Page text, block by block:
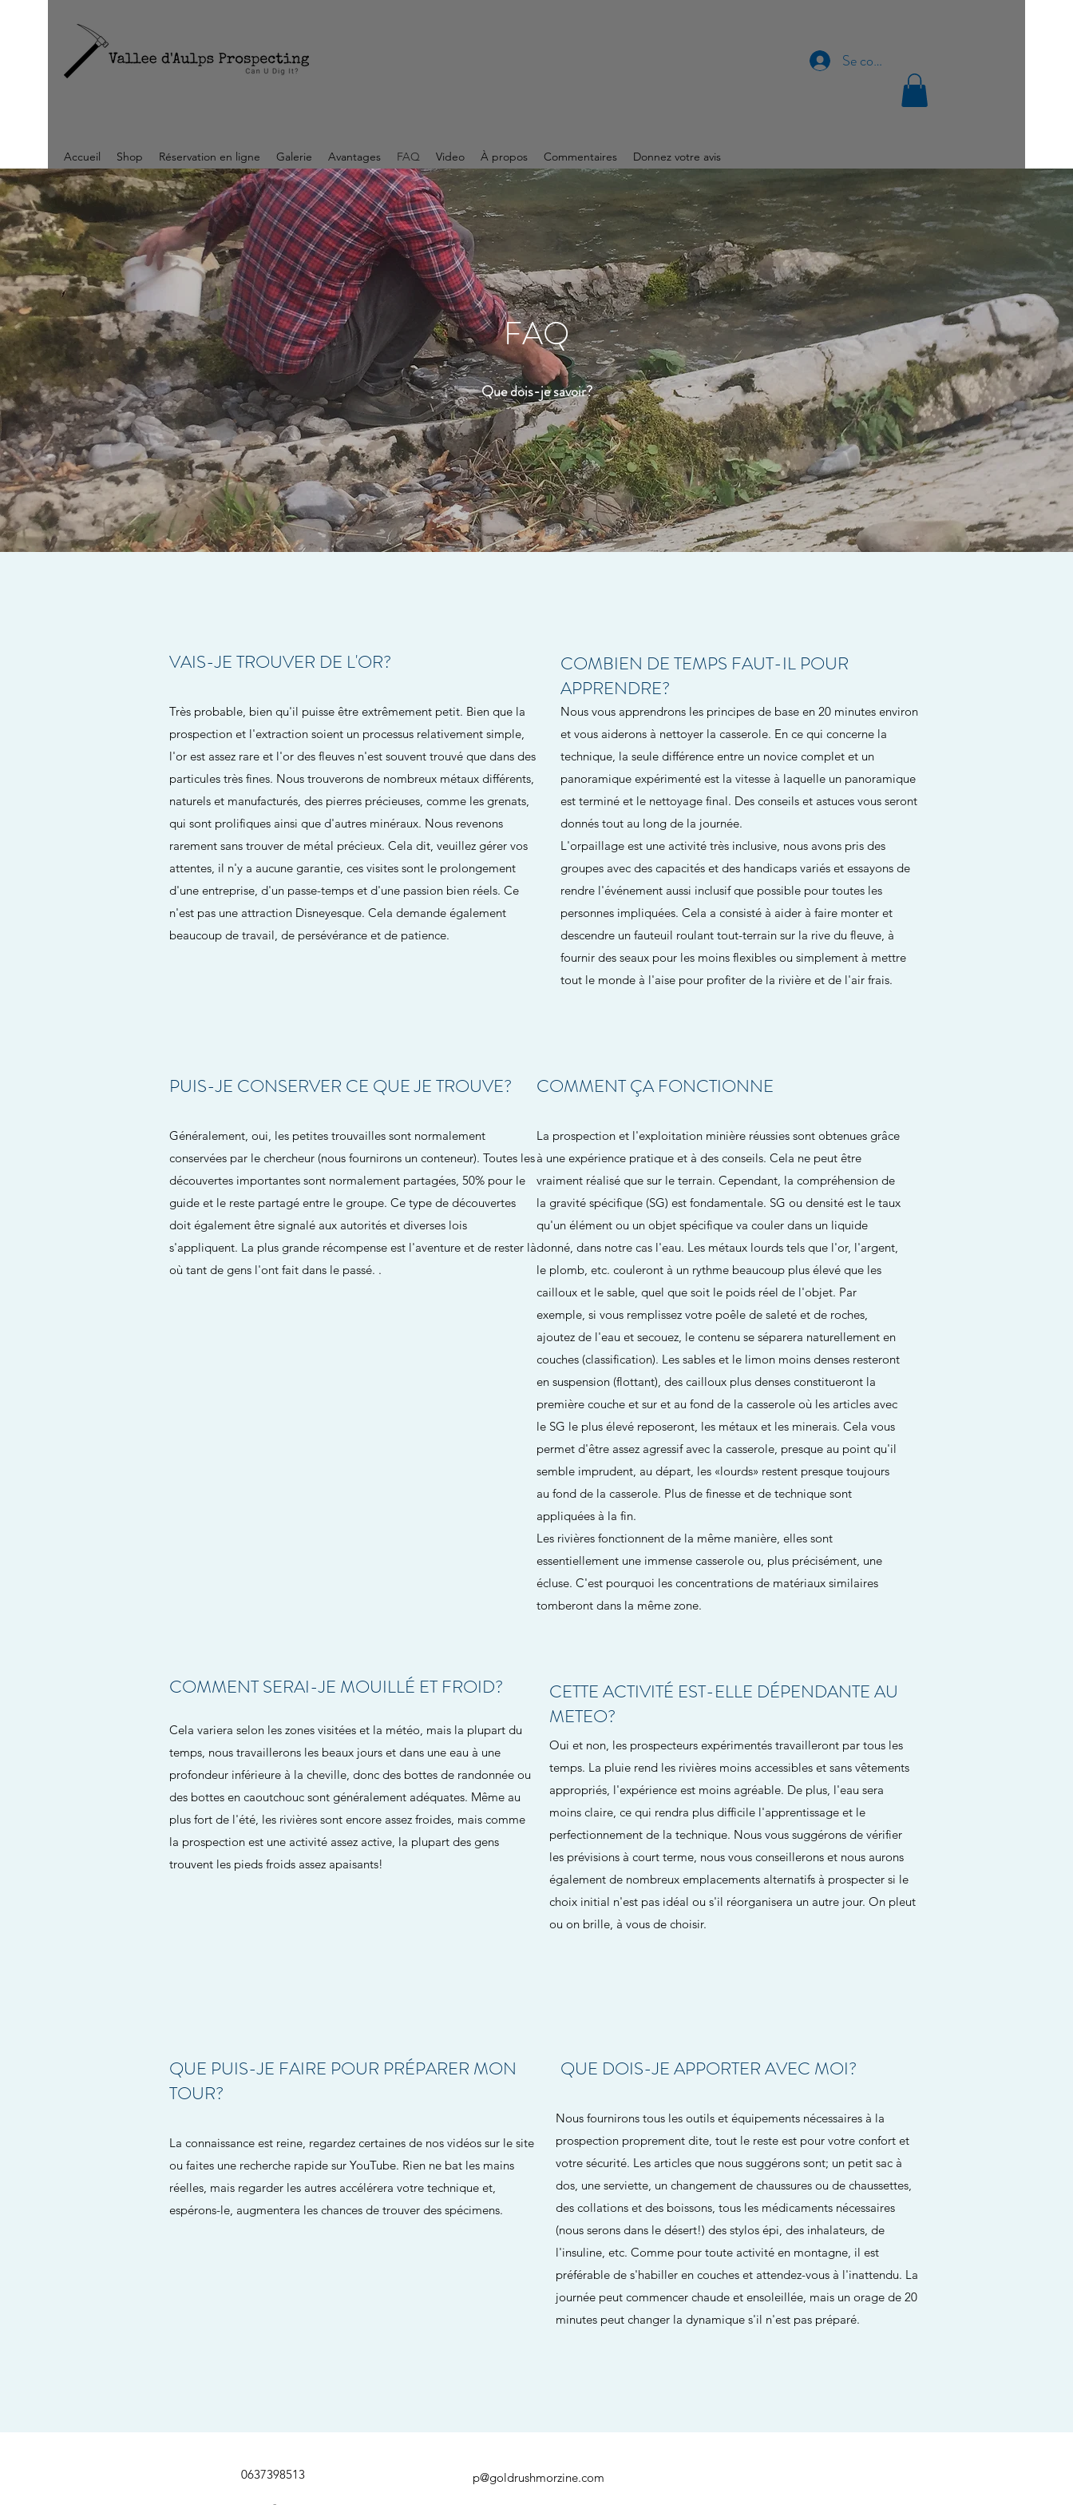
Accueil Shop Réservation en ligne Galerie Avantages FAQ Video À propos Commentaires Donnez votre avis
Se connecter
FAQ
Que dois-je savoir?
VAIS-JE TROUVER DE L'OR?
Très probable, bien qu'il puisse être extrêmement petit. Bien que la
prospection et l'extraction soient un processus relativement simple,
l'or est assez rare et l'or des fleuves n'est souvent trouvé que dans des
particules très fines. Nous trouverons de nombreux métaux différents,
naturels et manufacturés, des pierres précieuses, comme les grenats,
qui sont prolifiques ainsi que d'autres minéraux. Nous revenons
rarement sans trouver de métal précieux. Cela dit, veuillez gérer vos
attentes, il n'y a aucune garantie, ces visites sont le prolongement
d'une entreprise, d'un passe-temps et d'une passion bien réels. Ce
n'est pas une attraction Disneyesque. Cela demande également
beaucoup de travail, de persévérance et de patience.
COMBIEN DE TEMPS FAUT-IL POUR
APPRENDRE?
Nous vous apprendrons les principes de base en 20 minutes environ
et vous aiderons à nettoyer la casserole. En ce qui concerne la
technique, la seule différence entre un novice complet et un
panoramique expérimenté est la vitesse à laquelle un panoramique
est terminé et le nettoyage final. Des conseils et astuces vous seront
donnés tout au long de la journée.
L'orpaillage est une activité très inclusive, nous avons pris des
groupes avec des capacités et des handicaps variés et essayons de
rendre l'événement aussi inclusif que possible pour toutes les
personnes impliquées. Cela a consisté à aider à faire monter et
descendre un fauteuil roulant tout-terrain sur la rive du fleuve, à
fournir des seaux pour les moins flexibles ou simplement à mettre
tout le monde à l'aise pour profiter de la rivière et de l'air frais.
PUIS-JE CONSERVER CE QUE JE TROUVE?
Généralement, oui, les petites trouvailles sont normalement
conservées par le chercheur (nous fournirons un conteneur). Toutes les
découvertes importantes sont normalement partagées, 50% pour le
guide et le reste partagé entre le groupe. Ce type de découvertes
doit également être signalé aux autorités et diverses lois
s'appliquent. La plus grande récompense est l'aventure et de rester là
où tant de gens l'ont fait dans le passé. .
COMMENT ÇA FONCTIONNE
La prospection et l'exploitation minière réussies sont obtenues grâce
à une expérience pratique et à des conseils. Cela ne peut être
vraiment réalisé que sur le terrain. Cependant, la compréhension de
la gravité spécifique (SG) est fondamentale. SG ou densité est le taux
qu'un élément ou un objet spécifique va couler dans un liquide
donné, dans notre cas l'eau. Les métaux lourds tels que l'or, l'argent,
le plomb, etc. couleront à un rythme beaucoup plus élevé que les
cailloux et le sable, quel que soit le poids réel de l'objet. Par
exemple, si vous remplissez votre poêle de saleté et de roches,
ajoutez de l'eau et secouez, le contenu se séparera naturellement en
couches (classification). Les sables et le limon moins denses resteront
en suspension (flottant), des cailloux plus denses constitueront la
première couche et sur et au fond de la casserole où les articles avec
le SG le plus élevé reposeront, les métaux et les minerais. Cela vous
permet d'être assez agressif avec la casserole, presque au point qu'il
semble imprudent, au départ, les «lourds» restent presque toujours
au fond de la casserole. Plus de finesse et de technique sont
appliquées à la fin.
Les rivières fonctionnent de la même manière, elles sont
essentiellement une immense casserole ou, plus précisément, une
écluse. C'est pourquoi les concentrations de matériaux similaires
tomberont dans la même zone.
COMMENT SERAI-JE MOUILLÉ ET FROID?
Cela variera selon les zones visitées et la météo, mais la plupart du
temps, nous travaillerons les beaux jours et dans une eau à une
profondeur inférieure à la cheville, donc des bottes de randonnée ou
des bottes en caoutchouc sont généralement adéquates. Même au
plus fort de l'été, les rivières sont encore assez froides, mais comme
la prospection est une activité assez active, la plupart des gens
trouvent les pieds froids assez apaisants!
CETTE ACTIVITÉ EST-ELLE DÉPENDANTE AU
METEO?
Oui et non, les prospecteurs expérimentés travailleront par tous les
temps. La pluie rend les rivières moins accessibles et sans vêtements
appropriés, l'expérience est moins agréable. De plus, l'eau sera
moins claire, ce qui rendra plus difficile l'apprentissage et le
perfectionnement de la technique. Nous vous suggérons de vérifier
les prévisions à court terme, nous vous conseillerons et nous aurons
également de nombreux emplacements alternatifs à prospecter si le
choix initial n'est pas idéal ou s'il réorganisera un autre jour. On pleut
ou on brille, à vous de choisir.
QUE PUIS-JE FAIRE POUR PRÉPARER MON
TOUR?
La connaissance est reine, regardez certaines de nos vidéos sur le site
ou faites une recherche rapide sur YouTube. Rien ne bat les mains
réelles, mais regarder les autres accélérera votre technique et,
espérons-le, augmentera les chances de trouver des spécimens.
QUE DOIS-JE APPORTER AVEC MOI?
Nous fournirons tous les outils et équipements nécessaires à la
prospection proprement dite, tout le reste est pour votre confort et
votre sécurité. Les articles que nous suggérons sont; un petit sac à
dos, une serviette, un changement de chaussures ou de chaussettes,
des collations et des boissons, tous les médicaments nécessaires
(nous serons dans le désert!) des stylos épi, des inhalateurs, de
l'insuline, etc. Comme pour toute activité en montagne, il est
préférable de s'habiller en couches et attendez-vous à l'inattendu. La
journée peut commencer chaude et ensoleillée, mais un orage de 20
minutes peut changer la dynamique s'il n'est pas préparé.
0637398513 p@goldrushmorzine.com